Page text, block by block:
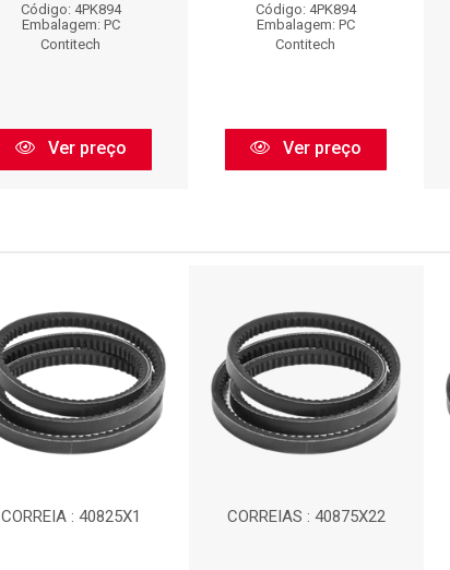
Código: 4PK894
Embalagem: PC
Contitech
Ver preço
Código: 4PK894
Embalagem: PC
Contitech
Ver preço
CORREIA : 40825X1 CORREIAS : 40875X22